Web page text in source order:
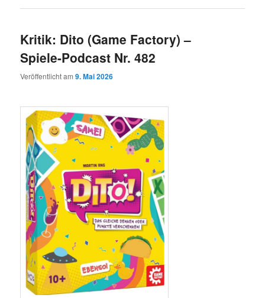
Kritik: Dito (Game Factory) –
Spiele-Podcast Nr. 482
Veröffentlicht am9. Mai 2026